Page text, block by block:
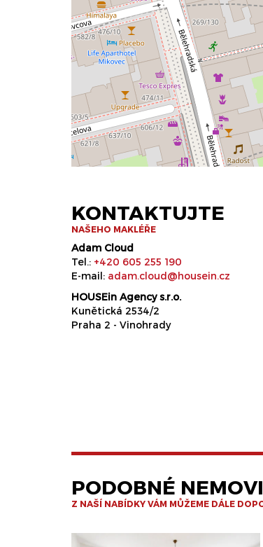
KONTAKTUJTE
NAŠEHO MAKLÉŘE
Adam Cloud
Tel.: +420 605 255 190
E-mail: adam.cloud@housein.cz
HOUSEin Agency s.r.o.
Kunětická 2534/2
Praha 2 - Vinohrady
PODOBNÉ
Z NAŠÍ NABÍDKY VÁM MŮŽEME DÁLE